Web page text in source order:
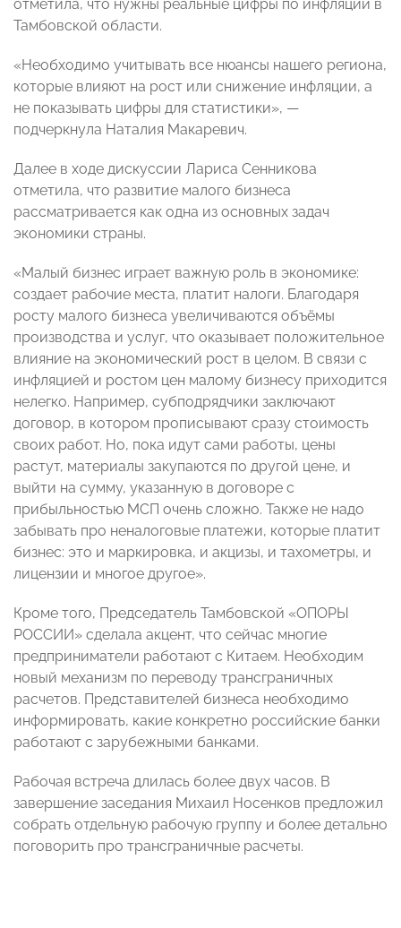
отметила, что нужны реальные цифры по инфляции в
Тамбовской области.
«Необходимо учитывать все нюансы нашего региона,
которые влияют на рост или снижение инфляции, а
не показывать цифры для статистики», —
подчеркнула Наталия Макаревич.
Далее в ходе дискуссии Лариса Сенникова
отметила, что развитие малого бизнеса
рассматривается как одна из основных задач
экономики страны.
«Малый бизнес играет важную роль в экономике:
создает рабочие места, платит налоги. Благодаря
росту малого бизнеса увеличиваются объёмы
производства и услуг, что оказывает положительное
влияние на экономический рост в целом. В связи с
инфляцией и ростом цен малому бизнесу приходится
нелегко. Например, субподрядчики заключают
договор, в котором прописывают сразу стоимость
своих работ. Но, пока идут сами работы, цены
растут, материалы закупаются по другой цене, и
выйти на сумму, указанную в договоре с
прибыльностью МСП очень сложно. Также не надо
забывать про неналоговые платежи, которые платит
бизнес: это и маркировка, и акцизы, и тахометры, и
лицензии и многое другое».
Кроме того, Председатель Тамбовской «ОПОРЫ
РОССИИ» сделала акцент, что сейчас многие
предприниматели работают с Китаем. Необходим
новый механизм по переводу трансграничных
расчетов. Представителей бизнеса необходимо
информировать, какие конкретно российские банки
работают с зарубежными банками.
Рабочая встреча длилась более двух часов. В
завершение заседания Михаил Носенков предложил
собрать отдельную рабочую группу и более детально
поговорить про трансграничные расчеты.